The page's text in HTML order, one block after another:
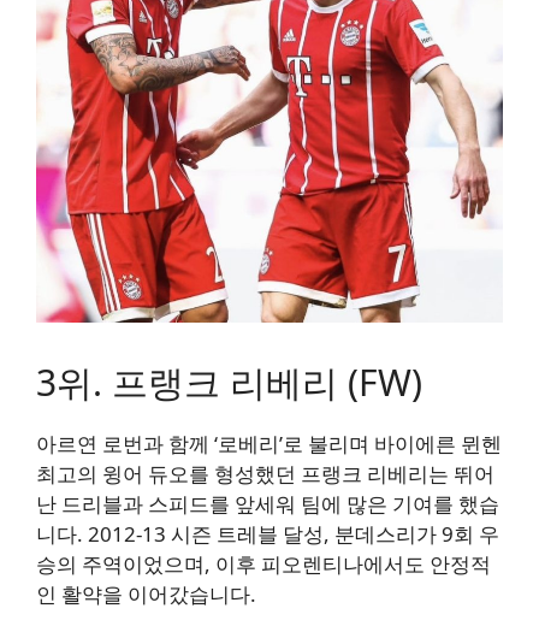
3위. 프랭크 리베리 (FW)
아르연 로번과 함께 ‘로베리’로 불리며 바이에른 뮌헨
최고의 윙어 듀오를 형성했던 프랭크 리베리는 뛰어
난 드리블과 스피드를 앞세워 팀에 많은 기여를 했습
니다. 2012-13 시즌 트레블 달성, 분데스리가 9회 우
승의 주역이었으며, 이후 피오렌티나에서도 안정적
인 활약을 이어갔습니다.